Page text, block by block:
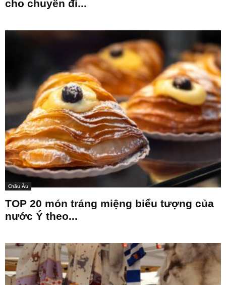
cho chuyến đi...
Châu Âu
TOP 20 món tráng miệng biểu tượng của
nước Ý theo...